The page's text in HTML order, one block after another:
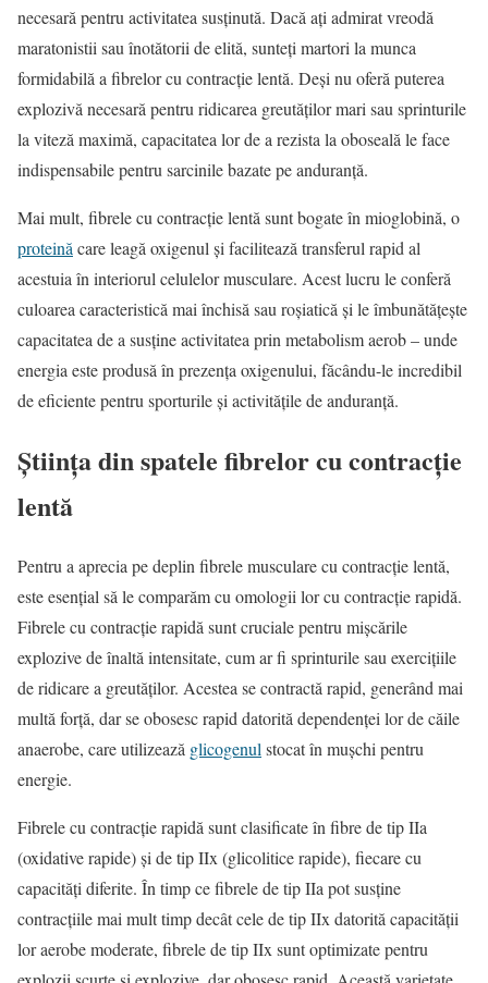
necesară pentru activitatea susținută. Dacă ați admirat vreodă
maratonistii sau înotătorii de elită, sunteți martori la munca
formidabilă a fibrelor cu contracție lentă. Deși nu oferă puterea
explozivă necesară pentru ridicarea greutăților mari sau sprinturile
la viteză maximă, capacitatea lor de a rezista la oboseală le face
indispensabile pentru sarcinile bazate pe anduranță.
Mai mult, fibrele cu contracție lentă sunt bogate în mioglobină, o
proteinăcare leagă oxigenul și facilitează transferul rapid al
acestuia în interiorul celulelor musculare. Acest lucru le conferă
culoarea caracteristică mai închisă sau roșiatică și le îmbunătățește
capacitatea de a susține activitatea prin metabolism aerob – unde
energia este produsă în prezența oxigenului, făcându-le incredibil
de eficiente pentru sporturile și activitățile de anduranță.
Știința din spatele fibrelor cu contracție
lentă
Pentru a aprecia pe deplin fibrele musculare cu contracție lentă,
este esențial să le comparăm cu omologii lor cu contracție rapidă.
Fibrele cu contracție rapidă sunt cruciale pentru mișcările
explozive de înaltă intensitate, cum ar fi sprinturile sau exercițiile
de ridicare a greutăților. Acestea se contractă rapid, generând mai
multă forță, dar se obosesc rapid datorită dependenței lor de căile
anaerobe, care utilizează glicogenul stocat în mușchi pentru
energie.
Fibrele cu contracție rapidă sunt clasificate în fibre de tip IIa
(oxidative rapide) și de tip IIx (glicolitice rapide), fiecare cu
capacități diferite. În timp ce fibrele de tip IIa pot susține
contracțiile mai mult timp decât cele de tip IIx datorită capacității
lor aerobe moderate, fibrele de tip IIx sunt optimizate pentru